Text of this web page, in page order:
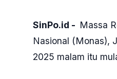
SinPo.id - Massa
Nasional (Monas),
2025 malam itu